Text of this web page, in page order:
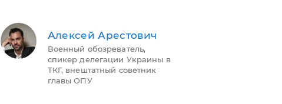
Алексей Арестович
Военный обозреватель,
спикер делегации Украины в
ТКГ, внештатный советник
главы ОПУ